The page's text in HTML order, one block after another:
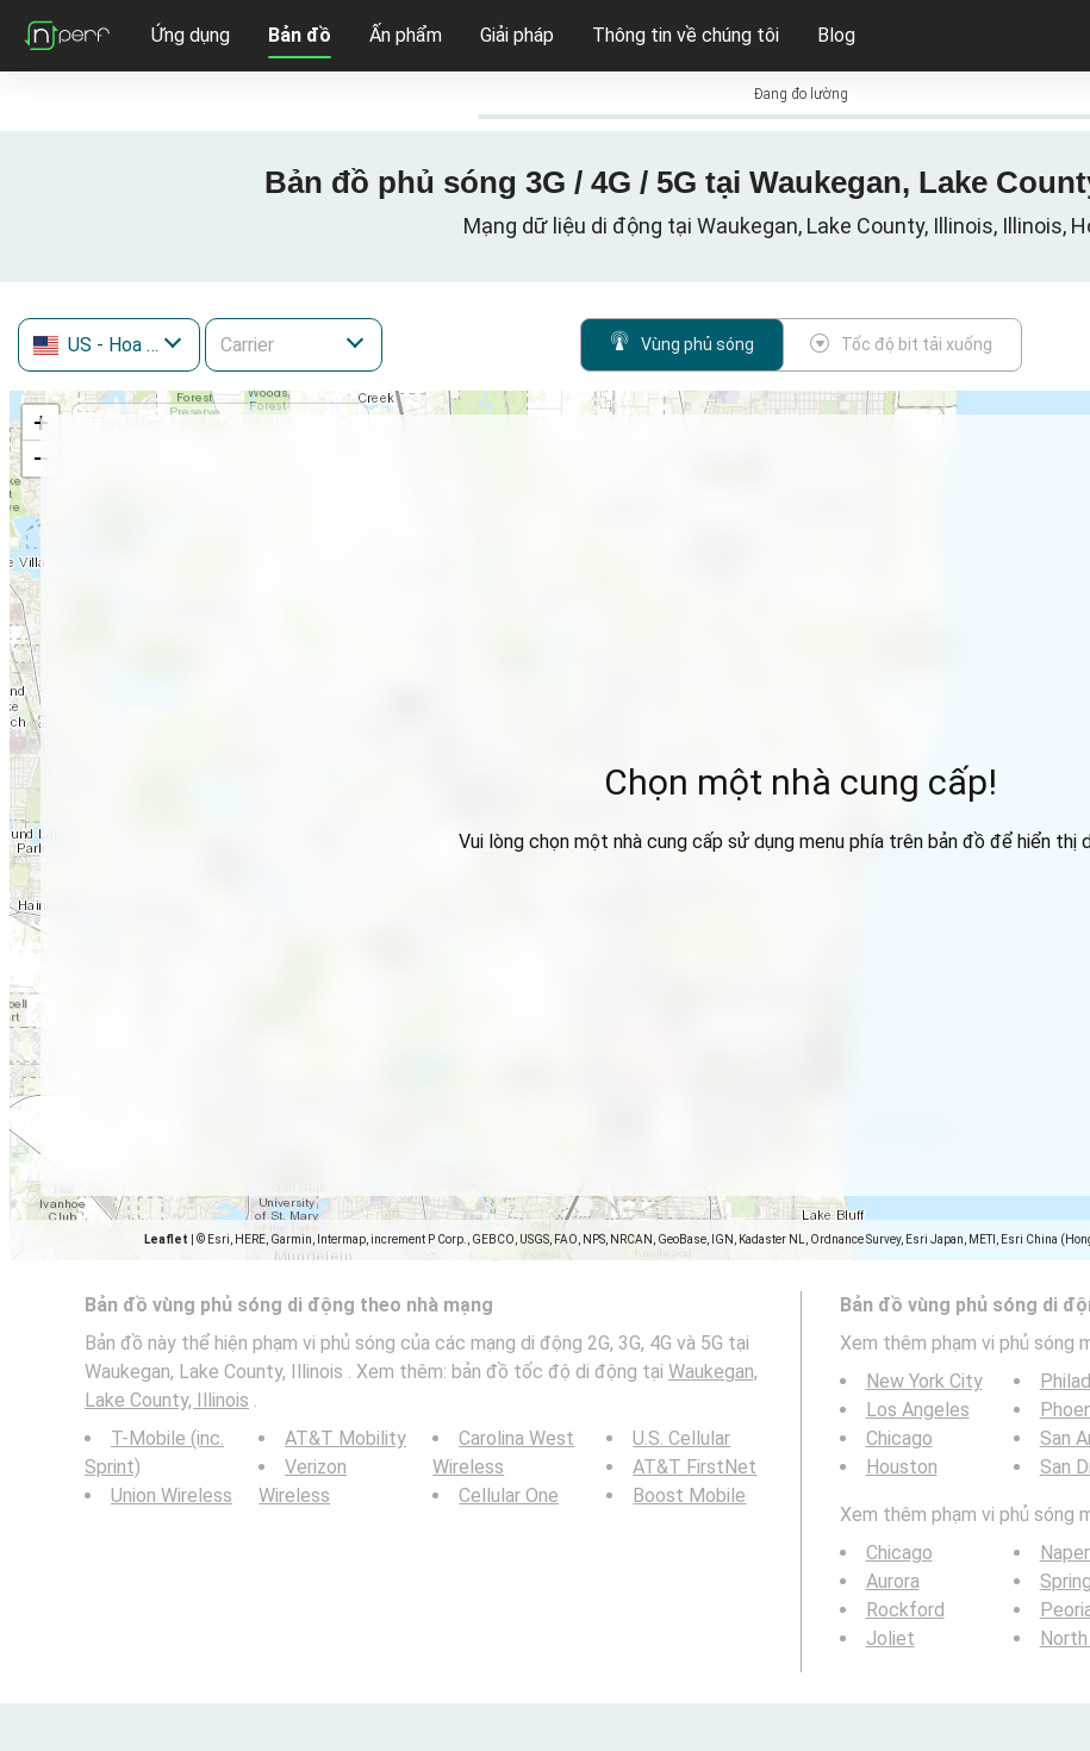
Ứng dụng Bản đồ Ấn phẩm Giải pháp Thông tin về chúng tôi Blog
Đang đo lường
Bản đồ phủ sóng 3G / 4G / 5G tại Waukegan, Lake
Mạng dữ liệu di động tại Waukegan, Lake County, Illinois, Illinois,
US - Hoa Kỳ Vùng phủ sóng Tốc độ bit tải xuống
+
−
Leaflet © Esri, HERE, Garmin, Intermap, increment P Corp., GEBCO, USGS, FAO, NPS, NRCAN, GeoBase, IGN, Kadaster NL, Ordnance Survey, Esri Japan, METI, Esri China
Chọn một nhà cung cấp!
Vui lòng chọn một nhà cung cấp sử dụng menu phía trên bản đồ để hiển thị
Bản đồ vùng phủ sóng di động theo nhà mạng
Bản đồ này thể hiện phạm vi phủ sóng của các mạng di động 2G, 3G, 4G và 5G tại
Waukegan, Lake County, Illinois . Xem thêm: bản đồ tốc độ di động tại Waukegan,
Lake County, Illinois .
T-Mobile (inc.
Sprint)
Union Wireless
AT&T Mobility
Verizon
Wireless
Carolina West
Wireless
Cellular One
U.S. Cellular
AT&T FirstNet
Boost Mobile
Bản đồ vùng phủ sóng di
Xem thêm phạm vi phủ sóng
New York City
Los Angeles
Chicago
Houston
San
San
Xem thêm phạm vi phủ sóng
Chicago
Aurora
Rockford
Joliet